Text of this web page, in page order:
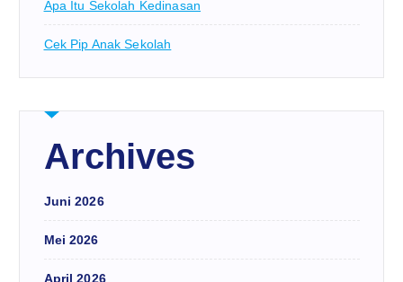
Apa Itu Sekolah Kedinasan
Cek Pip Anak Sekolah
Archives
Juni 2026
Mei 2026
April 2026